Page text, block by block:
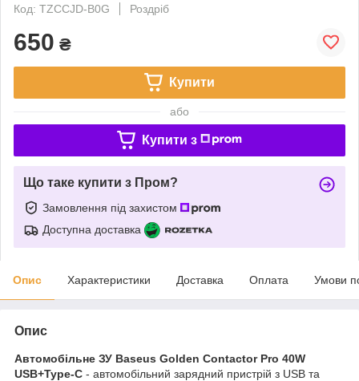
Код: TZCCJD-B0G
Роздріб
650 ₴
Купити
або
Купити з
Що таке купити з Пром?
Замовлення під захистом
Доступна доставка
Опис Характеристики Доставка Оплата Умови
Опис
Автомобільне ЗУ Baseus Golden Contactor Pro 40W
USB+Type-C - автомобільний зарядний пристрій з USB та